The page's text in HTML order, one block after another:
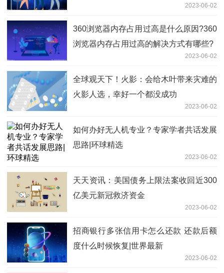
2023-06-02
360浏览器内存占用过高是什么原因?360
浏览器内存占用过高的解决方式有哪些?
2023-06-02
全球观天下！火影：会给木叶带来灾难的
火影人选，幸好一个都没成功
2023-06-02
如何办好无人机专业？专家学者共话发展
思路|环球精选
2023-06-02
天天资讯：美国债务上限法案收回近300
亿美元新冠救济资金
2023-06-02
招商银行多张信用卡怎么还款 还款后额
度什么时候恢复|世界最新
2023-06-02